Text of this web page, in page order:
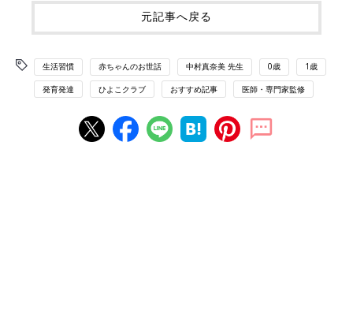
元記事へ戻る
生活習慣 赤ちゃんのお世話 中村真奈美 先生 0歳 1歳
発育発達 ひよこクラブ おすすめ記事 医師・専門家監修